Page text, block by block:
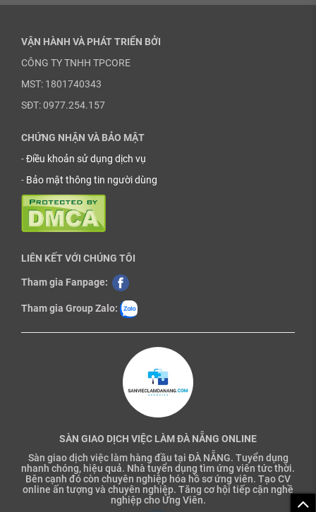
VẬN HÀNH VÀ PHÁT TRIỂN BỞI
CÔNG TY TNHH TPCORE
MST: 1801740343
SĐT: 0977.254.157
CHỨNG NHẬN VÀ BẢO MẬT
-Điều khoản sử dụng dịch vụ
- Bảo mật thông tin người dùng
LIÊN KẾT VỚI CHÚNG TÔI
Tham gia Fanpage:
Tham gia Group Zalo:
SÀN GIAO DỊCH VIỆC LÀM ĐÀ NẴNG ONLINE
Sàn giao dịch việc làm hàng đầu tại ĐÀ NẴNG. Tuyển dụng
nhanh chóng, hiệu quả. Nhà tuyển dụng tìm ứng viên tức thời.
Bên cạnh đó còn chuyên nghiệp hóa hồ sơ ứng viên. Tạo CV
online ấn tượng và chuyên nghiệp. Tăng cơ hội tiếp cận nghề
nghiệp cho Ứng Viên.